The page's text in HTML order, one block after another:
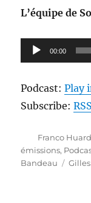
L’équipe de
Lecteur
audio
00:00
Podcast:Play
Subscribe:RSS
Auteur
Franco Huard
émissions,
Bandeau